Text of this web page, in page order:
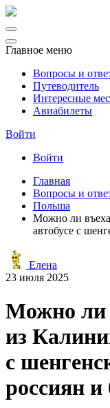
Главное меню
Вопросы и
Путеводитель
Интересные
Авиабилеты
Войти
Войти
Главная
Вопросы и
Польша
Можно ли
автобусе с
Елена
23 июля 2025
Можно ли
из
с
россиян и